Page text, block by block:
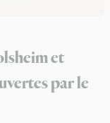
et
par le